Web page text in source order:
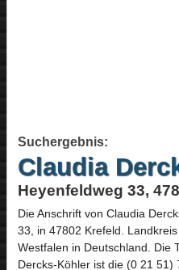
Suchergebnis:
Claudia
Heyenfeldweg 33,
Die Anschrift von Claudia
33, in 47802 Krefeld.
Westfalen in Deutschland. Die
Dercks-Köhler ist die (0 21 51)